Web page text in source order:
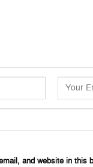
and website in this